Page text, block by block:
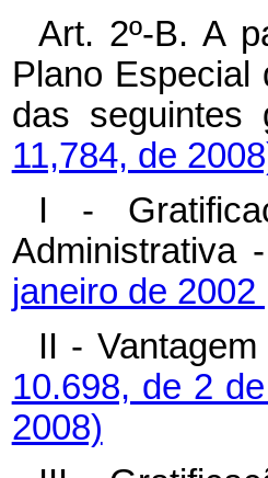
Art. 2º-B. A
Plano
das seguintes
11,784, de
I -
Administrativa
janeiro de 2002
II -
10.698, de 2
2008)